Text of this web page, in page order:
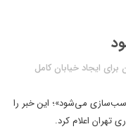
میلیارد تومان برای ایجاد خیابان کامل
مناسب‌سازی می‌شود»؛ این خبر را
تهران اعلام کرد.